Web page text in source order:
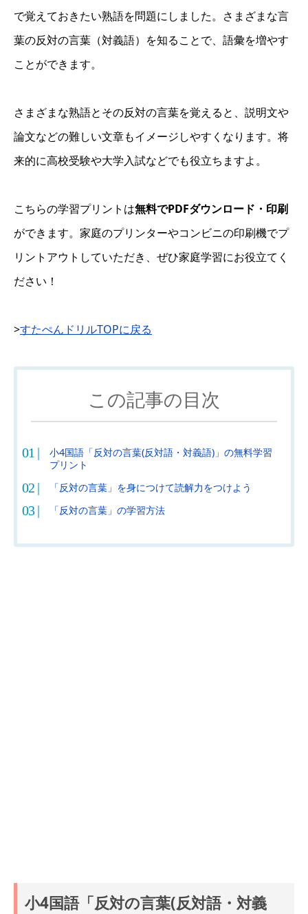
で覚えておきたい熟語を問題にしました。さまざまな言
葉の反対の言葉（対義語）を知ることで、語彙を増やす
ことができます。
さまざまな熟語とその反対の言葉を覚えると、説明文や
論文などの難しい文章もイメージしやすくなります。将
来的に高校受験や大学入試などでも役立ちますよ。
こちらの学習プリントは無料でPDFダウンロード・印刷
ができます。家庭のプリンターやコンビニの印刷機でプ
リントアウトしていただき、ぜひ家庭学習にお役立てく
ださい！
>すたぺんドリルTOPに戻る
この記事の目次
小4国語「反対の言葉(反対語・対義語)」の無料学習
プリント
「反対の言葉」を身につけて読解力をつけよう
「反対の言葉」の学習方法
小4国語「反対の言葉(反対語・対義